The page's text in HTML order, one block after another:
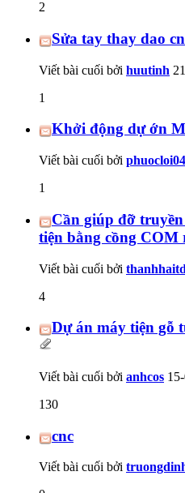
2
Sửa tay thay dao
Viết bài cuối bởi huutinh
1
Khởi động dự ớn
Viết bài cuối bởi
1
Cần giúp đỡ
tiện bằng cồng COM
Viết bài cuối bởi
4
Dự án máy tiện gỗ
Viết bài cuối bởi anhcos
130
cnc
Viết bài cuối bởi